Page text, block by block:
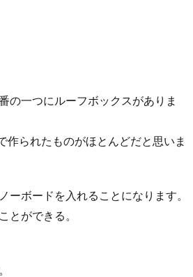
の一つにルーフボックスがありま
作られたものがほとんどだと思いま
ボードを入れることになります。
とができる。